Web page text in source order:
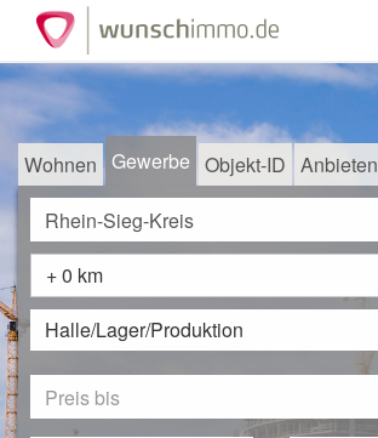
Wohnen Gewerbe Objekt-ID Anbieten
+ 0 km
Halle/Lager/Produktion